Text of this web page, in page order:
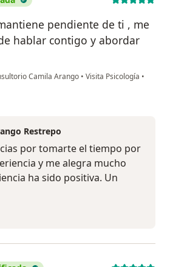
pendiente de ti , me
hablar contigo y abordar
Camila Arango • Visita Psicología •
Restrepo
por tomarte el tiempo por
y me alegra mucho
ha sido positiva. Un